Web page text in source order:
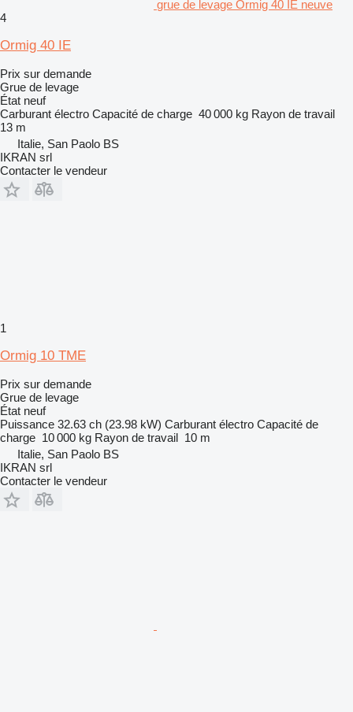
grue de levage Ormig 40 IE neuve
4
Ormig 40 IE
Prix sur demande
Grue de levage
État neuf
Carburant électro Capacité de charge 40 000 kg Rayon de travail
13 m
Italie, San Paolo BS
IKRAN srl
Contacter le vendeur
1
Ormig 10 TME
Prix sur demande
Grue de levage
État neuf
Puissance 32.63 ch (23.98 kW) Carburant électro Capacité de
charge 10 000 kg Rayon de travail 10 m
Italie, San Paolo BS
IKRAN srl
Contacter le vendeur